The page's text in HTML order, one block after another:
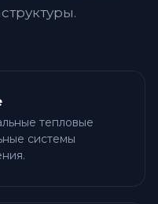
тепловые
системы